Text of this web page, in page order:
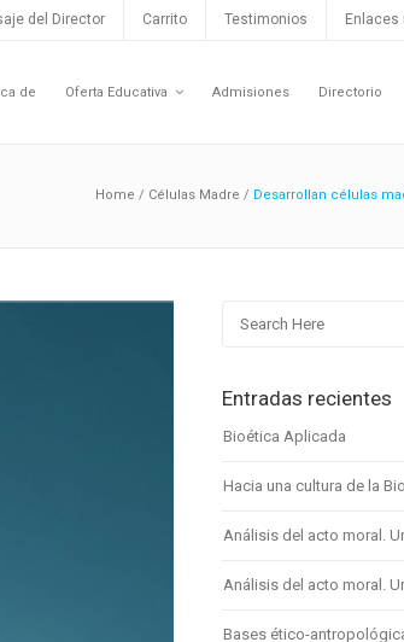
del Director Carrito Testimonios
de Oferta Educativa Admisiones Directorio
Home / Células Madre / Desarrollan células
Entradas recientes
Bioética Aplicada
Hacia una cultura de la
Análisis del acto moral.
Análisis del acto moral.
Bases ético-